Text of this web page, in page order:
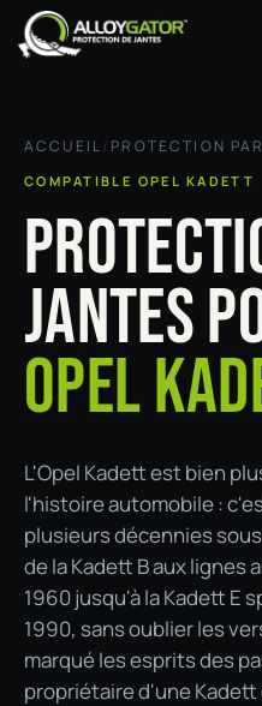
Se rendre au contenu
ACCUEIL/ PROTECTION
COMPATIBLE OPEL KADETT
JANTES
OPEL
L'Opel Kadett est bien
l'histoire automobile :
plusieurs décennies
de la Kadett B aux lignes
1960 jusqu'à la Kadett E
1990, sans oublier les
marqué les esprits des
propriétaire d'une